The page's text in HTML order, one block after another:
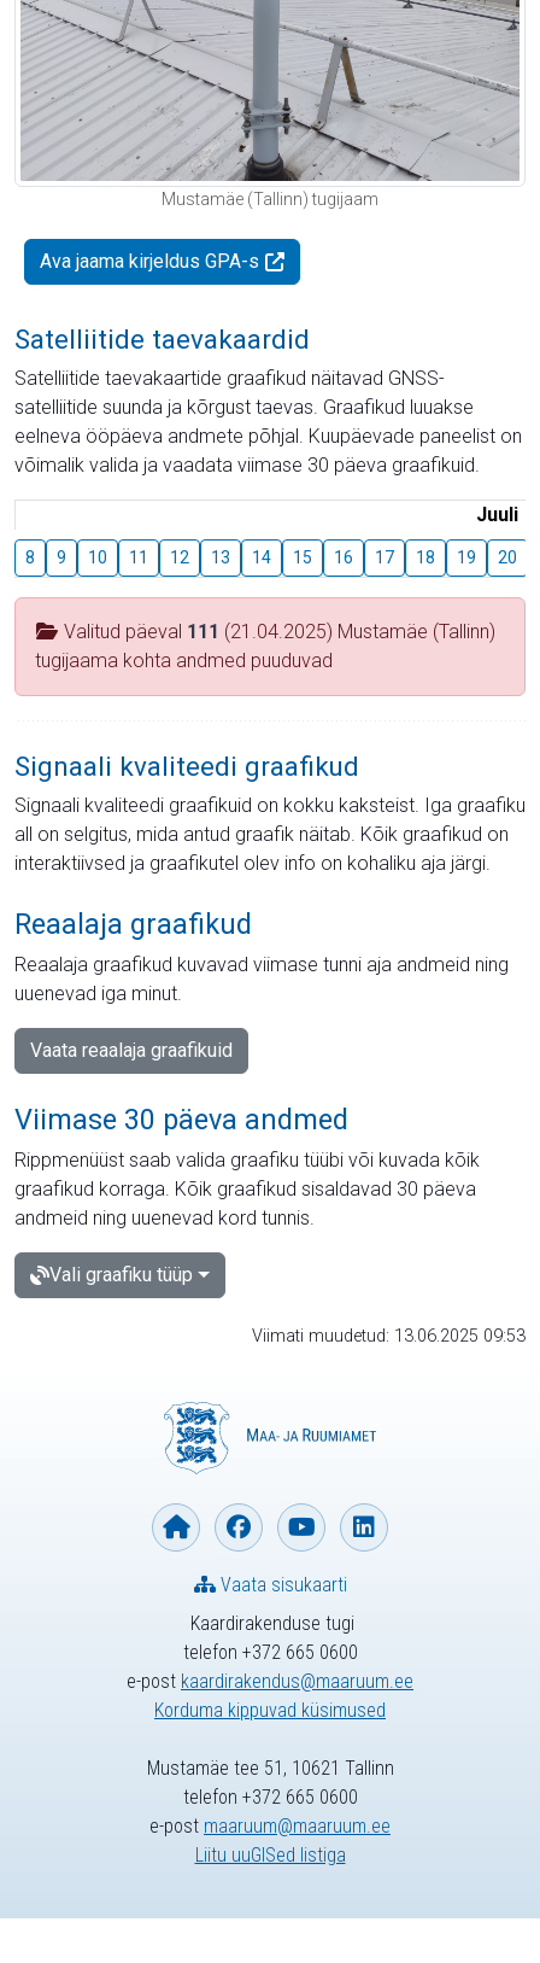
Mustamäe (Tallinn) tugijaam
Ava jaama kirjeldus GPA-s
Satelliitide taevakaardid
Satelliitide taevakaartide graafikud näitavad GNSS-
satelliitide suunda ja kõrgust taevas. Graafikud luuakse
eelneva ööpäeva andmete põhjal. Kuupäevade paneelist on
võimalik valida ja vaadata viimase 30 päeva graafikuid.
Juuli
8 9 10 11 12 13 14 15 16 17 18 19 20
Valitud päeval 111 (21.04.2025) Mustamäe (Tallinn)
tugijaama kohta andmed puuduvad
Signaali kvaliteedi graafikud
Signaali kvaliteedi graafikuid on kokku kaksteist. Iga graafiku
all on selgitus, mida antud graafik näitab. Kõik graafikud on
interaktiivsed ja graafikutel olev info on kohaliku aja järgi.
Reaalaja graafikud
Reaalaja graafikud kuvavad viimase tunni aja andmeid ning
uuenevad iga minut.
Vaata reaalaja graafikuid
Viimase 30 päeva andmed
Rippmenüüst saab valida graafiku tüübi või kuvada kõik
graafikud korraga. Kõik graafikud sisaldavad 30 päeva
andmeid ning uuenevad kord tunnis.
Vali graafiku tüüp
Viimati muudetud: 13.06.2025 09:53
Kaardirakenduse tugi
telefon +372 665 0600
e-post kaardirakendus@maaruum.ee
Korduma kippuvad küsimused
Vaata sisukaarti
Mustamäe tee 51, 10621 Tallinn
telefon +372 665 0600
e-post maaruum@maaruum.ee
Liitu uuGISed listiga